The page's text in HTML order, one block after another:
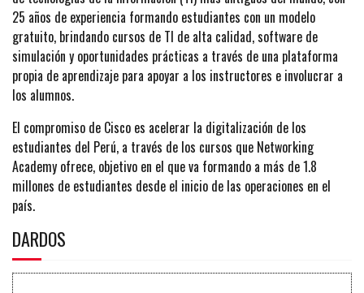
25 años de experiencia formando estudiantes con un modelo
gratuito, brindando cursos de TI de alta calidad, software de
simulación y oportunidades prácticas a través de una plataforma
propia de aprendizaje para apoyar a los instructores e involucrar a
los alumnos.
El compromiso de Cisco es acelerar la digitalización de los
estudiantes del Perú, a través de los cursos que Networking
Academy ofrece, objetivo en el que va formando a más de 1.8
millones de estudiantes desde el inicio de las operaciones en el
país.
DARDOS